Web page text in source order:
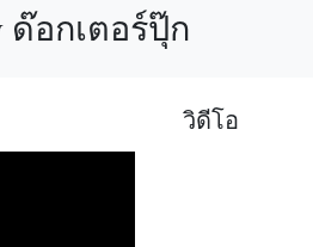
ด๊อกเตอร์ปุ๊ก
วิดีโอ